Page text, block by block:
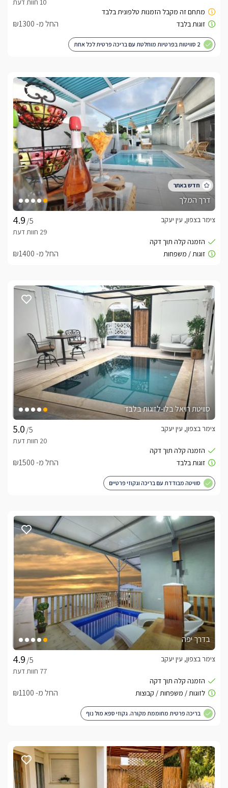
החל מ- ₪1300
2 סוויטות בפרטיות מוחלטת עם בריכה פרטית לכל אחת
דרך המלך
/5
צימר בצפון, עין יעקב
החל מ- ₪1400
סוויטת רויאל בלו-לזוגות בלבד
/5
צימר בצפון, עין יעקב
החל מ- ₪1500
סוויטה מבודדת עם בריכה וגקוזי פרטיים
בדרך יפה
/5
צימר בצפון, עין יעקב
החל מ- ₪1100
בריכה פרטית מחוממת מקורה. גקוזי ספא מול נוף